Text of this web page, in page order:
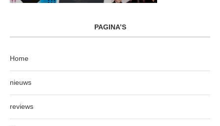
PAGINA’S
Home
nieuws
reviews